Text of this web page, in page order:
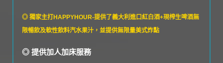
◎ 獨家主打HAPPYHOUR-提供了義大利進口紅白酒+現榨生啤酒無
限暢飲及軟性飲料汽水果汁，並提供無限量美式炸點
◎ 提供加人加床服務